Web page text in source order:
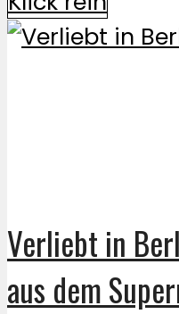
Verliebt in
aus dem